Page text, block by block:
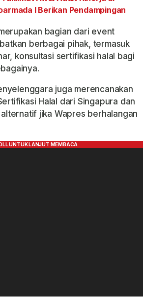
I Berikan Pendampingan
bagian dari event
berbagai pihak, termasuk
konsultasi sertifikasi halal bagi
juga merencanakan
Halal dari Singapura dan
jika Wapres berhalangan